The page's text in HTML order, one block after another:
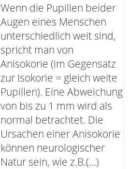
Wenn die Pupillen beider
Augen eines Menschen
unterschiedlich weit sind,
spricht man von
Anisokorie (im Gegensatz
zur Isokorie = gleich weite
Pupillen). Eine Abweichung
von bis zu 1 mm wird als
normal betrachtet. Die
Ursachen einer Anisokorie
können neurologischer
Natur sein, wie z.B.(...)